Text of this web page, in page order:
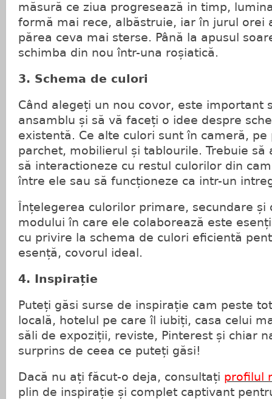
măsură ce ziua progresează in timp,
formă mai rece, albăstruie, iar în jurul orei
părea ceva mai sterse. Până la apusul
schimba din nou într-una roșiatică.
3. Schema de culori
Când alegeți un nou covor, este important
ansamblu și să vă faceți o idee despre
existentă. Ce alte culori sunt în cameră,
parchet, mobilierul și tablourile. Trebuie să
să interactioneze cu restul culorilor din
între ele sau să funcționeze ca intr-un
Înțelegerea culorilor primare, secundare și
modului în care ele colaborează este
cu privire la schema de culori eficientă
esență, covorul ideal.
4. Inspirație
Puteți găsi surse de inspirație cam peste
locală, hotelul pe care îl iubiți, casa celui
săli de expoziții, reviste, Pinterest și chiar
surprins de ceea ce puteți găsi!
Dacă nu ați făcut-o deja, consultați profilul
plin de inspirație și complet captivant